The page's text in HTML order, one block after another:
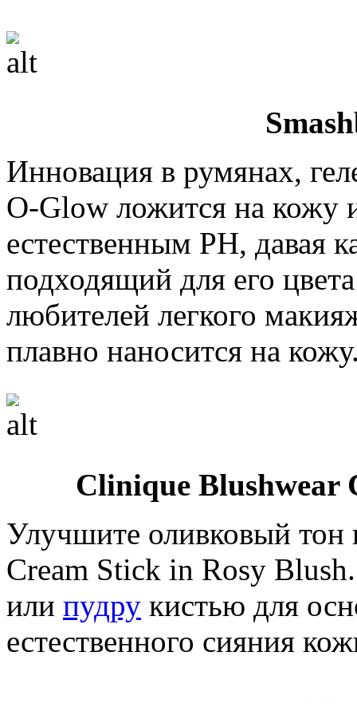
Инновация в румянах,
O-Glow ложится на кожу
естественным PH, давая
подходящий для его
любителей легкого
плавно наносится на
Clinique Blushwear
Улучшите оливковый
Cream Stick in Rosy
или пудру кистью для
естественного сияния